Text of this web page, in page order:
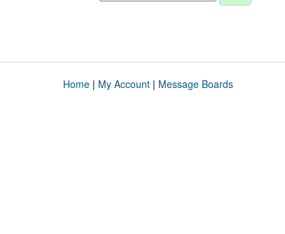
Home| My Account| Message Boards